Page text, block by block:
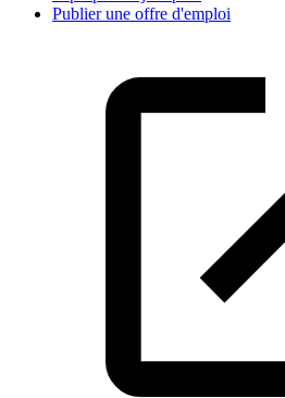
Publier une offre d'emploi